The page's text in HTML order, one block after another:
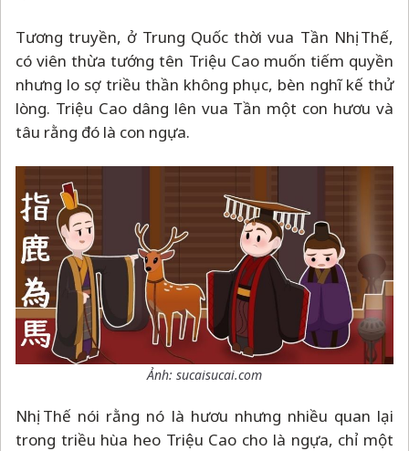
Tương truyền, ở Trung Quốc thời vua Tần Nhị Thế,
có viên thừa tướng tên Triệu Cao muốn tiếm quyền
nhưng lo sợ triều thần không phục, bèn nghĩ kế thử
lòng. Triệu Cao dâng lên vua Tần một con hươu và
tâu rằng đó là con ngựa.
Ảnh: sucaisucai.com
Nhị Thế nói rằng nó là hươu nhưng nhiều quan lại
trong triều hùa heo Triệu Cao cho là ngựa, chỉ một